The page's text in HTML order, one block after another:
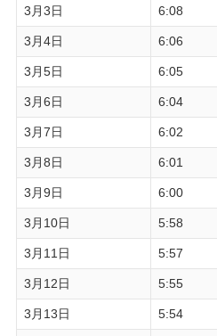
3月3日 6:08
3月4日 6:06
3月5日 6:05
3月6日 6:04
3月7日 6:02
3月8日 6:01
3月9日 6:00
3月10日 5:58
3月11日 5:57
3月12日 5:55
3月13日 5:54